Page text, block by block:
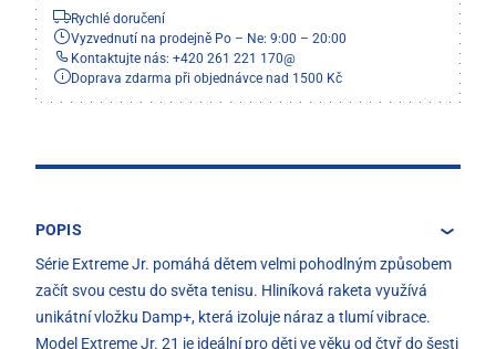
Rychlé doručení
Vyzvednutí na prodejně Po – Ne: 9:00 – 20:00
Kontaktujte nás: +420 261 221 170@
Doprava zdarma při objednávce nad 1500 Kč
POPIS
Série Extreme Jr. pomáhá dětem velmi pohodlným způsobem
začít svou cestu do světa tenisu. Hliníková raketa využívá
unikátní vložku Damp+, která izoluje náraz a tlumí vibrace.
Model Extreme Jr. 21 je ideální pro děti ve věku od čtyř do šesti